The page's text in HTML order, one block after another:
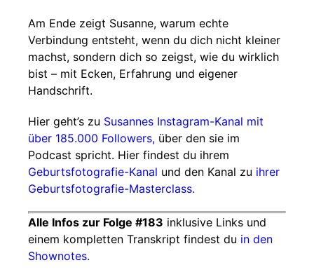
Am Ende zeigt Susanne, warum echte
Verbindung entsteht, wenn du dich nicht kleiner
machst, sondern dich so zeigst, wie du wirklich
bist – mit Ecken, Erfahrung und eigener
Handschrift.
Hier geht’s zu Susannes Instagram-Kanal mit
über 185.000 Followers, über den sie im
Podcast spricht. Hier findest du ihrem
Geburtsfotografie-Kanal und den Kanal zu ihrer
Geburtsfotografie-Masterclass.
Alle Infos zur Folge #183 inklusive Links und
einem kompletten Transkript findest du in den
Shownotes.